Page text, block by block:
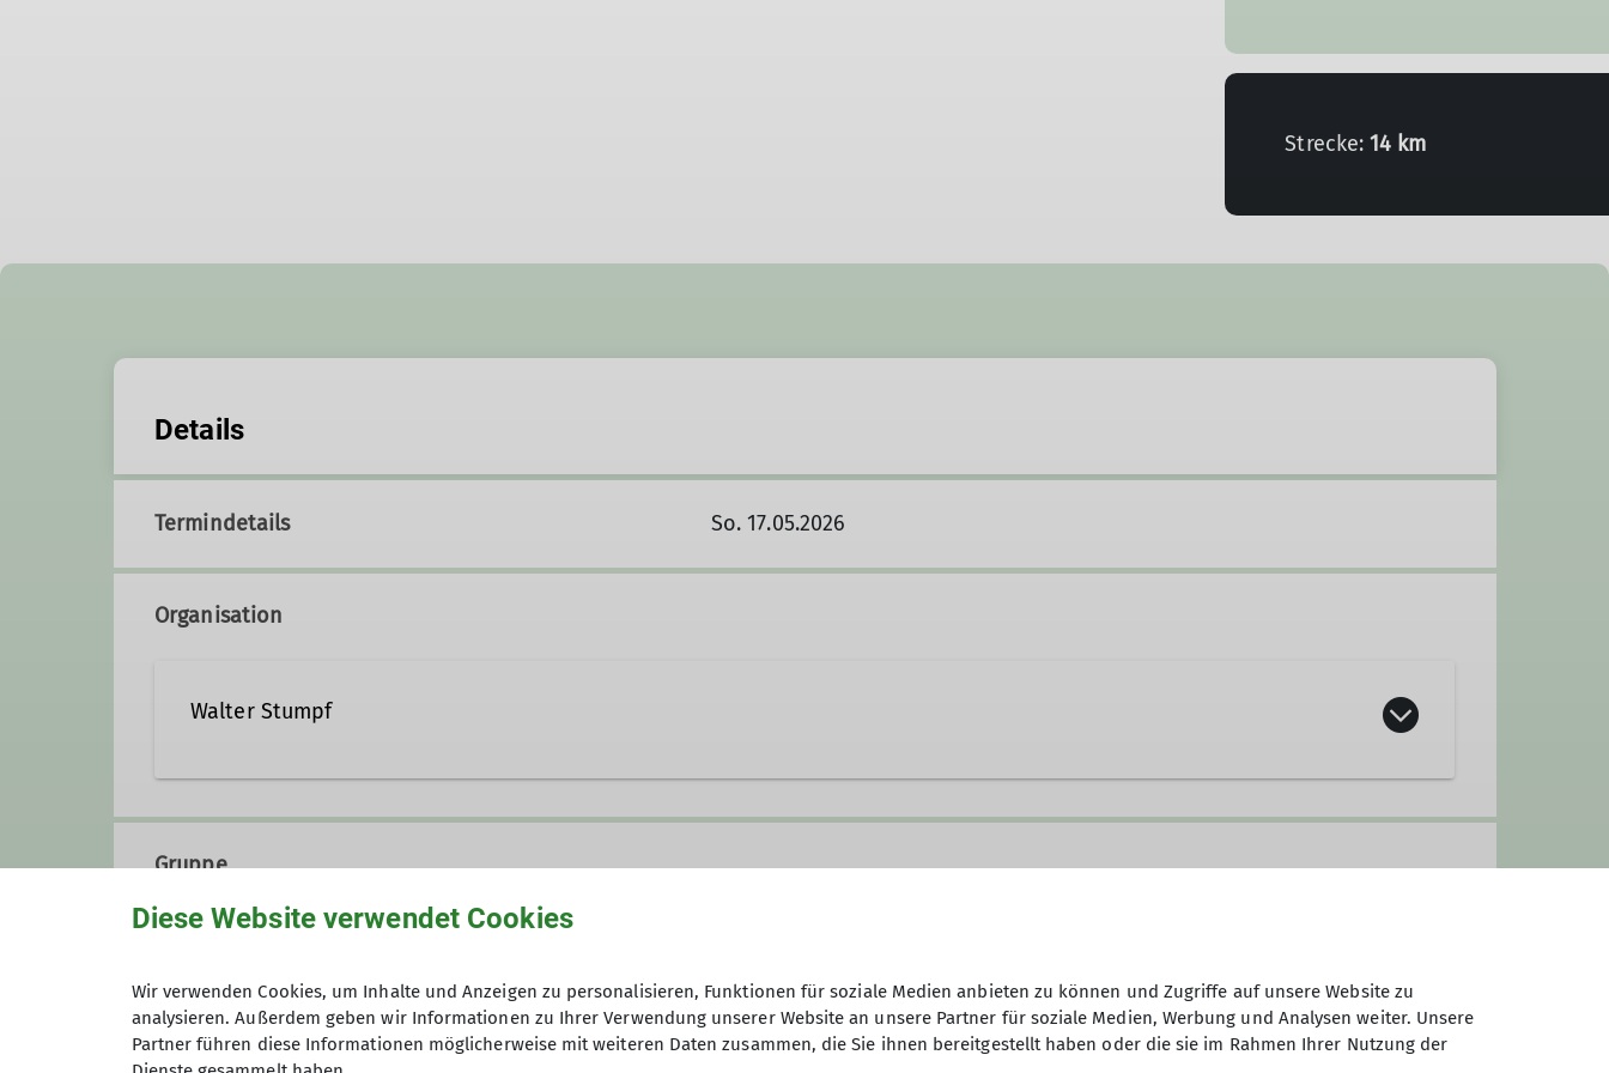
Strecke:14 km
Details
Termindetails So. 17.05.2026
Organisation
Walter Stumpf
Ämter
Gruppe
Wir sind begeisterte Wanderer und ganzjährig aktiv. Nahezu jedes Wochenende treten wir den Beweis an, dass sich
Diese Website verwendet Cookies
Wir verwenden Cookies, um Inhalte und Anzeigen zu personalisieren, Funktionen für soziale Medien anbieten zu können und Zugriffe auf unsere Website zu
analysieren. Außerdem geben wir Informationen zu Ihrer Verwendung unserer Website an unsere Partner für soziale Medien, Werbung und Analysen weiter. Unsere
Partner führen diese Informationen möglicherweise mit weiteren Daten zusammen, die Sie ihnen bereitgestellt haben oder die sie im Rahmen Ihrer Nutzung der